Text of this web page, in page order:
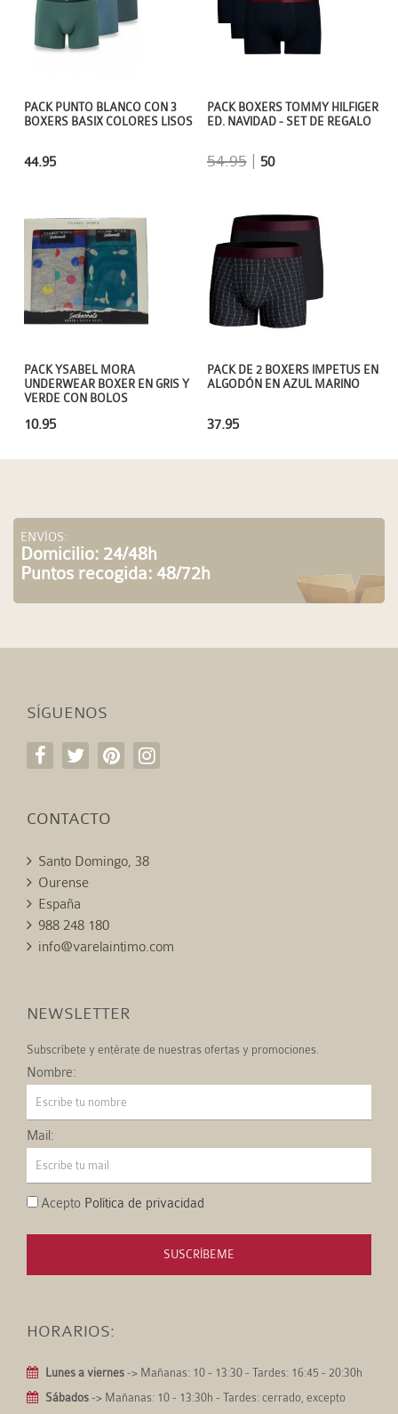
PACK BOXERS TOMMY HILFIGER
ED. NAVIDAD - SET DE REGALO
54.95| 50
PACK PUNTO BLANCO CON 3
BOXERS BASIX COLORES LISOS
44.95
PACK DE 2 BOXERS IMPETUS EN
ALGODÓN EN AZUL MARINO
37.95
PACK YSABEL MORA
UNDERWEAR BOXER EN GRIS Y
VERDE CON BOLOS
10.95
ENVÍOS:
Domicilio: 24/48h
Puntos recogida: 48/72h
SÍGUENOS
CONTACTO
Santo Domingo, 38
Ourense
España
988 248 180
info@varelaintimo.com
NEWSLETTER
Subscríbete y entérate de nuestras ofertas y promociones.
Nombre:
Mail:
Acepto Política de privacidad
SUSCRÍBEME
HORARIOS:
Lunes a viernes -> Mañanas: 10 - 13:30 - Tardes: 16:45 - 20:30h
Sábados -> Mañanas: 10 - 13:30h - Tardes: cerrado, excepto